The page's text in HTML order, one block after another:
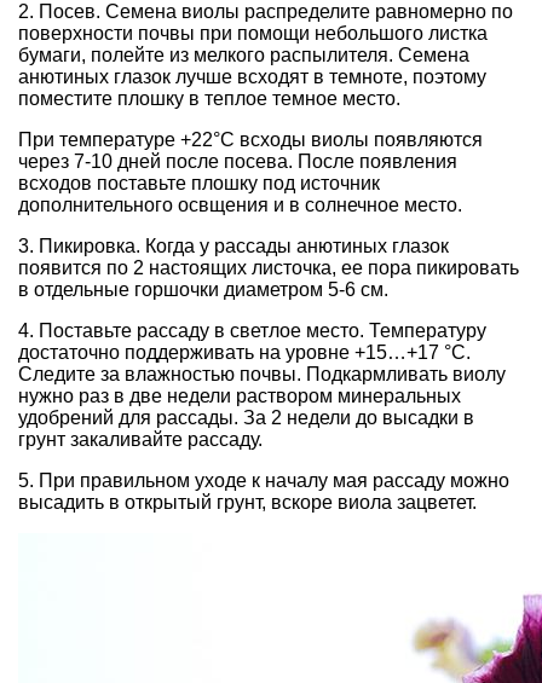
2. Посев. Семена виолы распределите равномерно по
поверхности почвы при помощи небольшого листка
бумаги, полейте из мелкого распылителя. Семена
анютиных глазок лучше всходят в темноте, поэтому
поместите плошку в теплое темное место.
При температуре +22°С всходы виолы появляются
через 7-10 дней после посева. После появления
всходов поставьте плошку под источник
дополнительного освщения и в солнечное место.
3. Пикировка. Когда у рассады анютиных глазок
появится по 2 настоящих листочка, ее пора пикировать
в отдельные горшочки диаметром 5-6 см.
4. Поставьте рассаду в светлое место. Температуру
достаточно поддерживать на уровне +15…+17 °С.
Следите за влажностью почвы. Подкармливать виолу
нужно раз в две недели раствором минеральных
удобрений для рассады. За 2 недели до высадки в
грунт закаливайте рассаду.
5. При правильном уходе к началу мая рассаду можно
высадить в открытый грунт, вскоре виола зацветет.